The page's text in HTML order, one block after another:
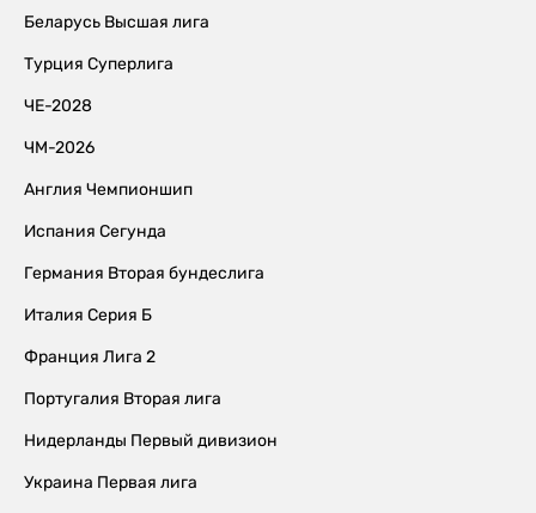
Беларусь Высшая лига
Турция Суперлига
ЧЕ-2028
ЧМ-2026
Англия Чемпионшип
Испания Сегунда
Германия Вторая бундеслига
Италия Серия Б
Франция Лига 2
Португалия Вторая лига
Нидерланды Первый дивизион
Украина Первая лига